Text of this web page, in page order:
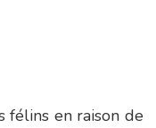
félins en raison de